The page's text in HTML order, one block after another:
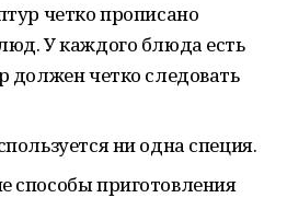
четко прописано
У каждого блюда есть
должен четко следовать
ни одна специя.
способы приготовления